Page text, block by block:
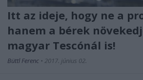
Itt az ideje, hogy ne a
hanem a bérek
magyar Tescónál is!
Büttl Ferenc • 2017. június 02.